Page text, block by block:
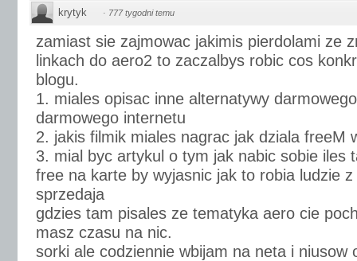
krytyk · 777 tygodni temu
zamiast sie zajmowac jakimis pierdolami ze
linkach do aero2 to zaczalbys robic cos
blogu.
1. miales opisac inne alternatywy
darmowego internetu
2. jakis filmik miales nagrac jak dziala freeM
3. mial byc artykul o tym jak nabic sobie iles
free na karte by wyjasnic jak to robia ludzie
sprzedaja
gdzies tam pisales ze tematyka aero cie
masz czasu na nic.
sorki ale codziennie wbijam na neta i niusow